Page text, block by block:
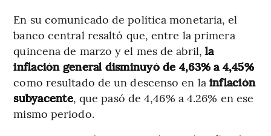
En su comunicado de política monetaria, el
banco central resaltó que, entre la primera
quincena de marzo y el mes de abril,la
inflación general disminuyó de 4,63% a 4,45%
como resultado de un descenso en la inflación
subyacente, que pasó de 4,46% a 4.26% en ese
mismo periodo.